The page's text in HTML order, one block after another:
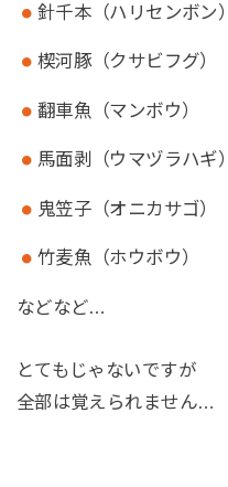
針千本（ハリセンボン）
楔河豚（クサビフグ）
翻車魚（マンボウ）
馬面剥（ウマヅラハギ）
鬼笠子（オニカサゴ）
竹麦魚（ホウボウ）
などなど…
とてもじゃないですが
全部は覚えられません…